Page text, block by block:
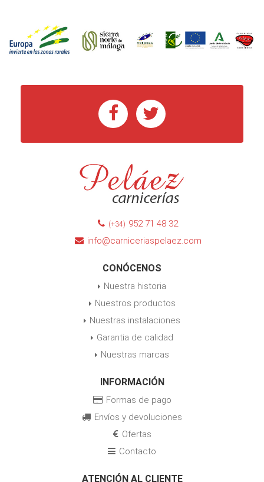
(+34) 952 71 48 32
info@carniceriaspelaez.com
CONÓCENOS
Nuestra historia
Nuestros productos
Nuestras instalaciones
Garantia de calidad
Nuestras marcas
INFORMACIÓN
Formas de pago
Envíos y devoluciones
Ofertas
Contacto
ATENCIÓN AL CLIENTE